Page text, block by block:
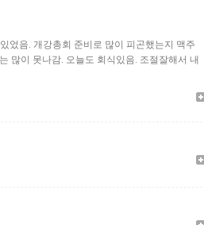
었음. 개강총회 준비로 많이 피곤했는지 맥주
많이 못나감. 오늘도 회식있음. 조절잘해서 내